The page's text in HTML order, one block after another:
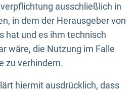
ausschließlich in
in dem der Herausgeber von
hat und es ihm technisch
wäre, die Nutzung im Falle
zu verhindern.
hiermit ausdrücklich, dass